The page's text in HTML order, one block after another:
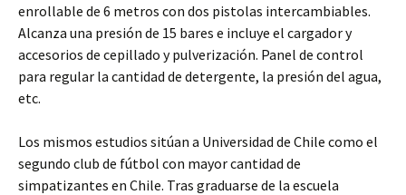
enrollable de 6 metros con dos pistolas intercambiables.
Alcanza una presión de 15 bares e incluye el cargador y
accesorios de cepillado y pulverización. Panel de control
para regular la cantidad de detergente, la presión del agua,
etc.
Los mismos estudios sitúan a Universidad de Chile como el
segundo club de fútbol con mayor cantidad de
simpatizantes en Chile. Tras graduarse de la escuela